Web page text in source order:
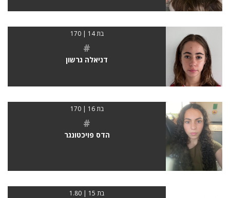
בת 14 | 170
#
דניאלה גרשון
בת 16 | 170
#
הדס פויכטונגר
בת 15 | 1.80